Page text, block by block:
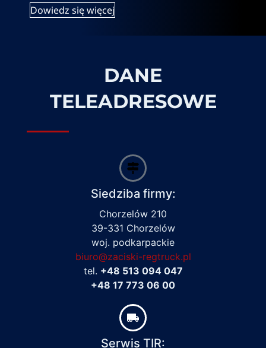
Dowiedz się więcej
DANE
TELEADRESOWE
Siedziba firmy:
Chorzelów 210
39-331 Chorzelów
woj. podkarpackie
biuro@zaciski-regtruck.pl
tel. +48 513 094 047
+48 17 773 06 00
Serwis TIR: